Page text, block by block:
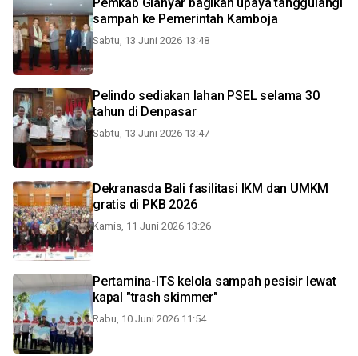
sampah ke Pemerintah Kamboja
Sabtu, 13 Juni 2026 13:48
Pelindo sediakan lahan PSEL selama 30
tahun di Denpasar
Sabtu, 13 Juni 2026 13:47
Dekranasda Bali fasilitasi IKM dan UMKM
gratis di PKB 2026
Kamis, 11 Juni 2026 13:26
Pertamina-ITS kelola sampah pesisir lewat
kapal "trash skimmer"
Rabu, 10 Juni 2026 11:54